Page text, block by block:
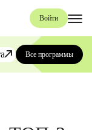
Войти
Все программы